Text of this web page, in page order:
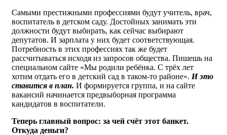
Самыми престижными профессиями будут учитель, врач,
воспитатель в детском саду. Достойных занимать эти
должности будут выбирать, как сейчас выбирают
депутатов. И зарплата у них будет соответствующая.
Потребность в этих профессиях так же будет
рассчитываться исходя из запросов общества. Пишешь на
специальном сайте «Мы родили ребёнка. С трёх лет
хотим отдать его в детский сад в таком-то районе». И это
ставится в план. И формируется группа, и на сайте
вакансий начинается предвыборная программа
кандидатов в воспитатели.
Теперь главный вопрос: за чей счёт этот банкет.
Откуда деньги?